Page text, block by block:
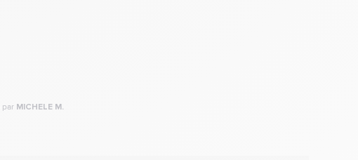
par MICHELE M.